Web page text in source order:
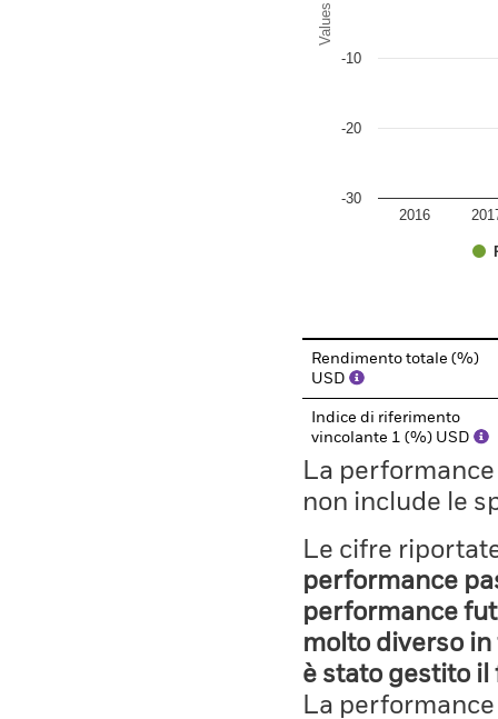
Values
2016
-30
-20
-10
Rendimento totale (%)
USD
Indice di riferimento
vincolante 1 (%) USD
La
non include le
Le cifre
performance
performance
molto diverso
è stato gestito il
La